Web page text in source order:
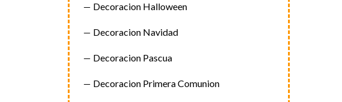
Decoracion Halloween
Decoracion Navidad
Decoracion Pascua
Decoracion Primera Comunion